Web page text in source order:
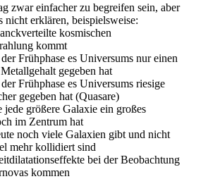
zwar einfacher zu begreifen sein, aber
nicht erklären, beispielsweise:
kosmischen
kommt
Frühphase es Universums nur einen
gegeben hat
Frühphase es Universums riesige
gegeben hat (Quasare)
jede größere Galaxie ein großes
im Zentrum hat
noch viele Galaxien gibt und nicht
mehr kollidiert sind
bei der Beobachtung
kommen